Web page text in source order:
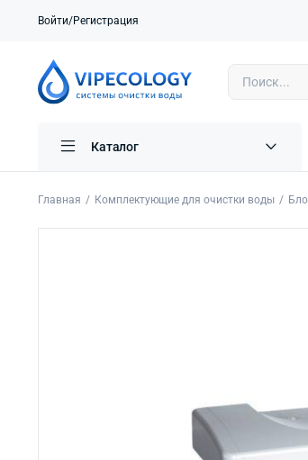
Войти/Регистрация
Каталог
Главная Комплектующие для очистки воды